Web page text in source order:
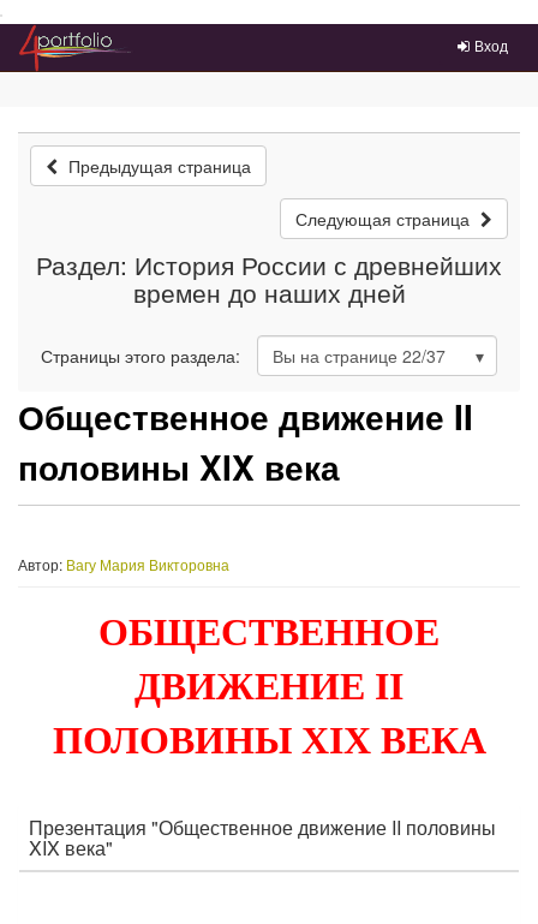
Преейти на главное меню
Вход
Предыдущая страница
Следующая страница
Раздел: История России с древнейших
времен до наших дней
Страницы этого раздела: Вы на странице 22/37
Общественное движение II
половины XIX века
Автор: Вагу Мария Викторовна
ОБЩЕСТВЕННОЕ
ДВИЖЕНИЕ II
ПОЛОВИНЫ XIX ВЕКА
Презентация "Общественное движение II половины
XIX века"